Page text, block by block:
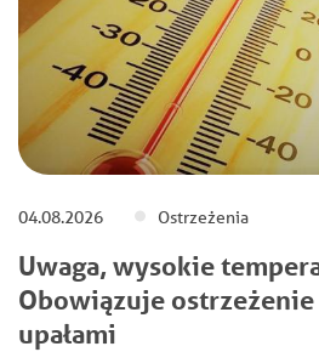
04.08.2026 Ostrzeżenia
Uwaga, wysokie
Obowiązuje
upałami